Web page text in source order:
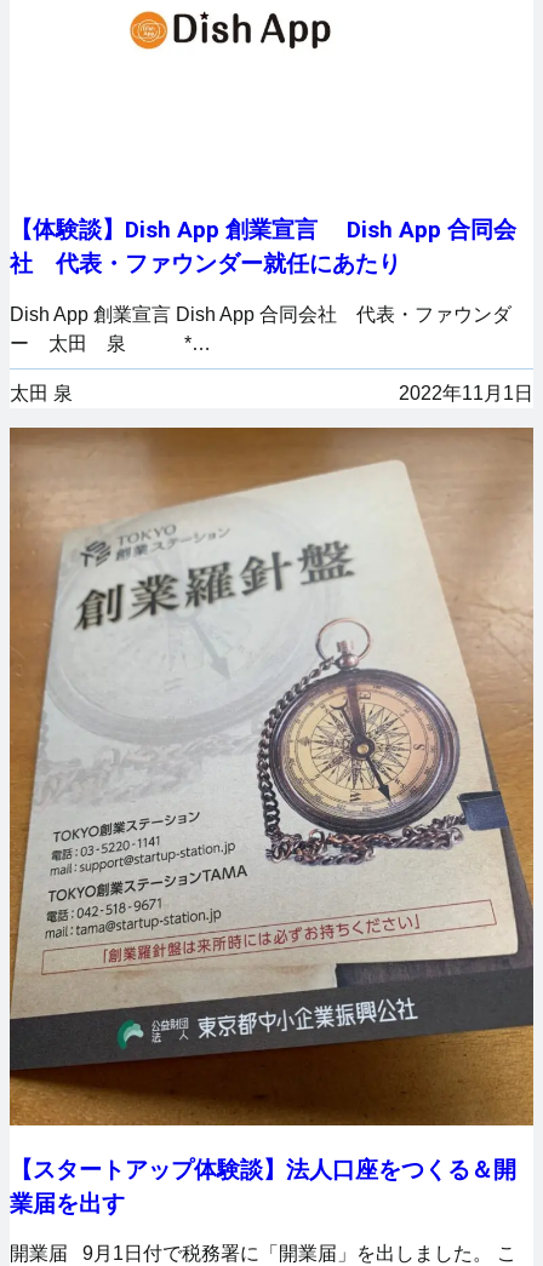
【体験談】Dish App 創業宣言 Dish App 合同会
社 代表・ファウンダー就任にあたり
Dish App 創業宣言 Dish App 合同会社 代表・ファウンダ
ー 太田 泉 *…
太田 泉 2022年11月1日
【スタートアップ体験談】法人口座をつくる＆開
業届を出す
開業届 9月1日付で税務署に「開業届」を出しました。 こ